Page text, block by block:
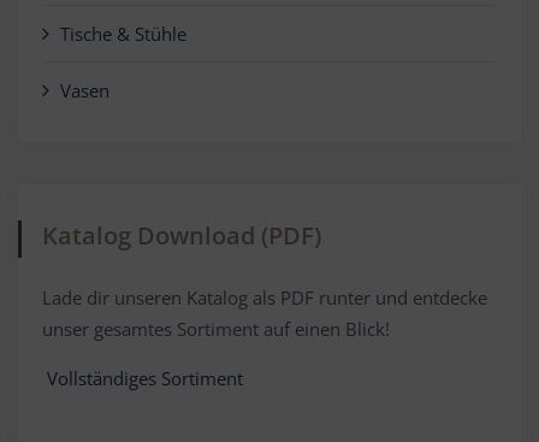
Tische & Stühle
Vasen
Katalog Download (PDF)
Lade dir unseren Katalog als PDF runter und entdecke
unser gesamtes Sortiment auf einen Blick!
Vollständiges Sortiment